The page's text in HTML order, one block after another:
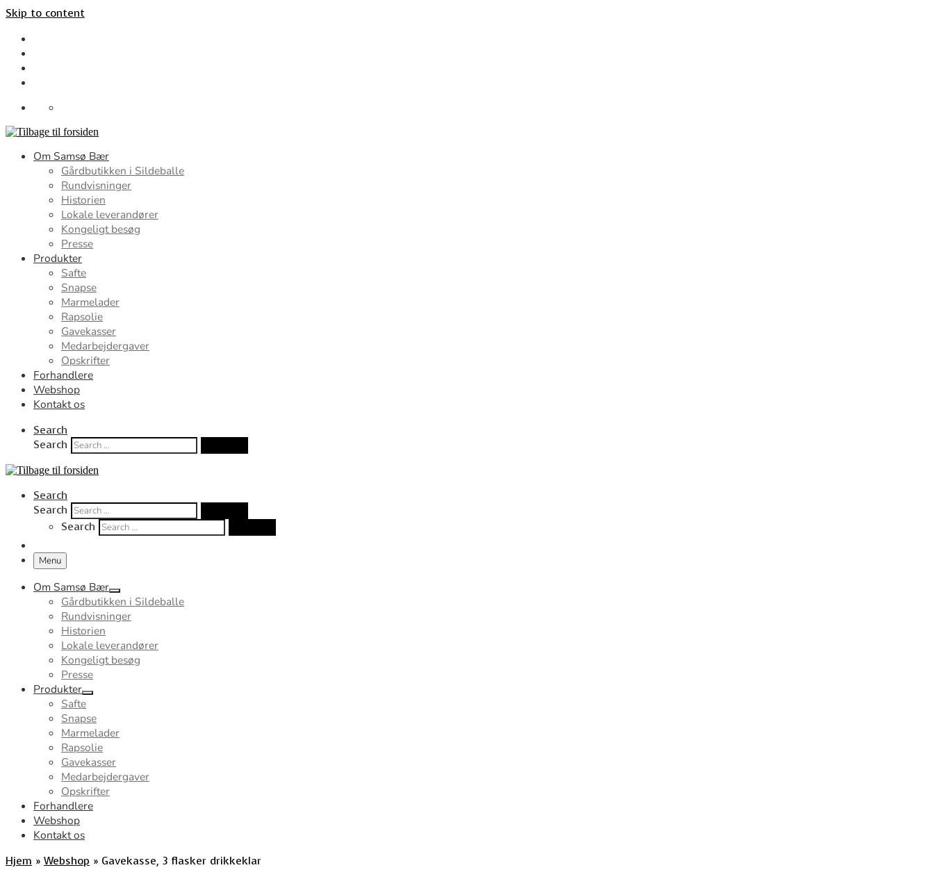
Skip to content
Om Samsø Bær
Gårdbutikken i Sildeballe
Rundvisninger
Historien
Lokale leverandører
Kongeligt besøg
Presse
Produkter
Safte
Snapse
Marmelader
Rapsolie
Gavekasser
Medarbejdergaver
Opskrifter
Forhandlere
Webshop
Kontakt os
Search
Search
Search
Search
Search
Menu
Om Samsø Bær
Gårdbutikken i Sildeballe
Rundvisninger
Historien
Lokale leverandører
Kongeligt besøg
Presse
Produkter
Safte
Snapse
Marmelader
Rapsolie
Gavekasser
Medarbejdergaver
Opskrifter
Forhandlere
Webshop
Kontakt os
Hjem » Webshop » Gavekasse, 3 flasker drikkeklar